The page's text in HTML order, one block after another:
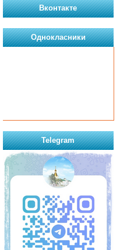
Вконтакте
Однокласники
Telegram